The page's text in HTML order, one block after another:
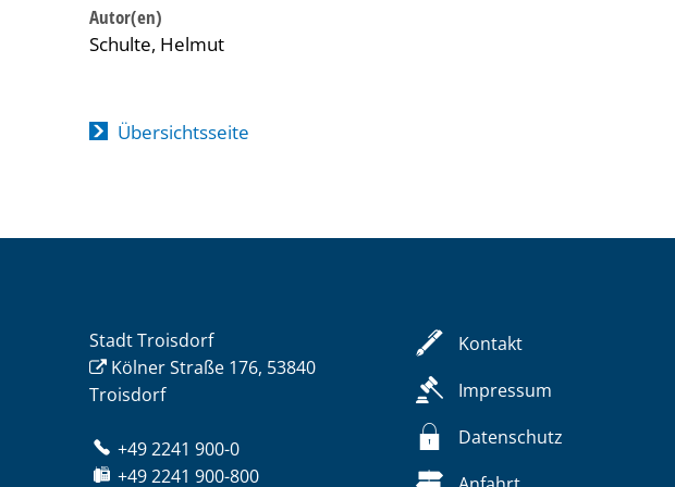
Schulte, Helmut
Übersichtsseite
Stadt Troisdorf
Kölner Straße 176, 53840
Troisdorf
+49 2241 900-0
+49 2241 900-800
Kontakt
Impressum
Datenschutz